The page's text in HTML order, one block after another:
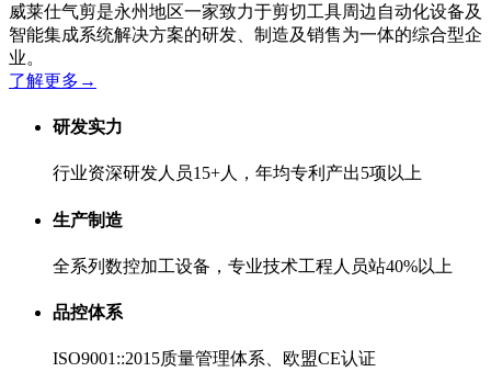
威莱仕气剪是永州地区一家致力于剪切工具周边自动化设备及
智能集成系统解决方案的研发、制造及销售为一体的综合型企
业。
了解更多 →
研发实力
行业资深研发人员15+人，年均专利产出5项以上
生产制造
全系列数控加工设备，专业技术工程人员站40%以上
品控体系
ISO9001::2015质量管理体系、欧盟CE认证